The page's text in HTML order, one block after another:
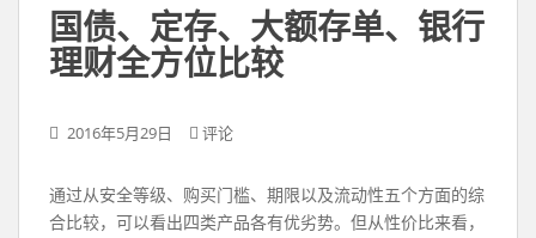
国债、定存、大额存单、银行
理财全方位比较
2016年5月29日 评论
通过从安全等级、购买门槛、期限以及流动性五个方面的综
合比较，可以看出四类产品各有优劣势。但从性价比来看，